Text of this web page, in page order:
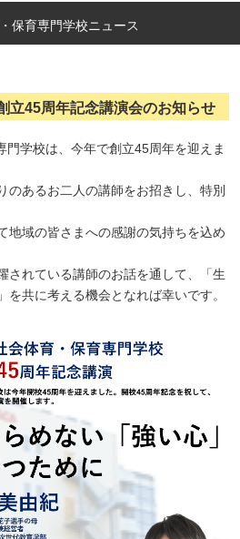
保育専門学校ニュース
立45周年記念講演会のお知らせ
門学校は、今年で創立45周年を迎えま
のあるお二人の講師をお招きし、特別
地域の皆さまへの感謝の気持ちを込め
されている講師のお話を通して、「生
を共に考える機会となれば幸いです。